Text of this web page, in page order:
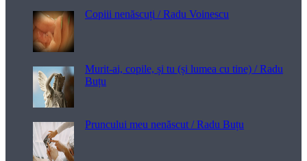
Copiii nenăscuți / Radu Voinescu
Murit-ai, copile, și tu (și lumea cu tine) / Radu
Buțu
Pruncului meu nenăscut / Radu Buțu